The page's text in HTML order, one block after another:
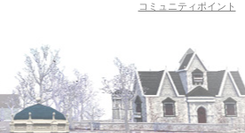
コミュニティポイント